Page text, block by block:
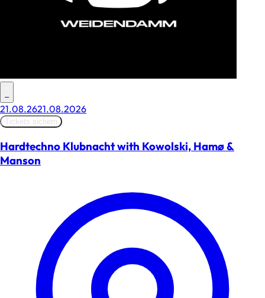
–
21.08.2621.08.2026
Tickets sichern
Hardtechno Klubnacht with Kowolski, Hamø &
Manson